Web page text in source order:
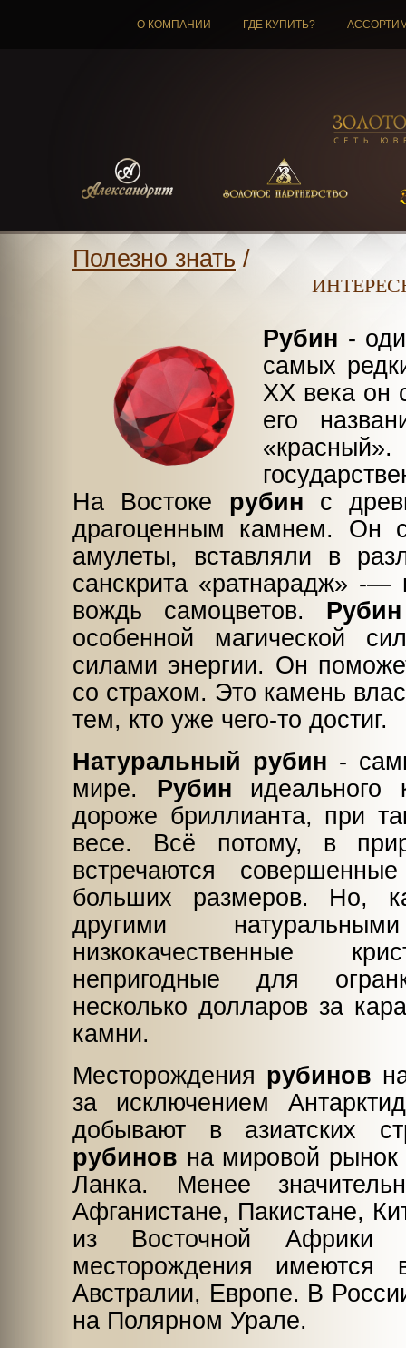
О КОМПАНИИ ГДЕ КУПИТЬ?
Полезно знать /
Рубин -
самых
XX века он
его
На Востоке рубин с
драгоценным камнем. Он
амулеты, вставляли в
санскрита «ратнарадж» -
вождь самоцветов. Рубин
особенной магической
силами энергии. Он
со страхом. Это камень
тем, кто уже чего-то достиг.
Натуральный рубин -
мире. Рубин идеального
дороже бриллианта, при
весе. Всё потому, в
встречаются
больших размеров. Но,
другими
низкокачественные
непригодные для
несколько долларов за
камни.
Месторождения рубинов
за исключением
добывают в азиатских
рубинов на мировой
Ланка. Менее
Афганистане, Пакистане,
из Восточной Африки
месторождения
Австралии, Европе. В
на Полярном Урале.